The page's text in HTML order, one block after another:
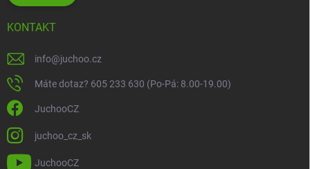
KONTAKT
info@juchoo.cz
Máte dotaz? 605 233 630 (Po-Pá: 8.00-19.00)
JuchooCZ
juchoo_cz_sk
JuchooCZ